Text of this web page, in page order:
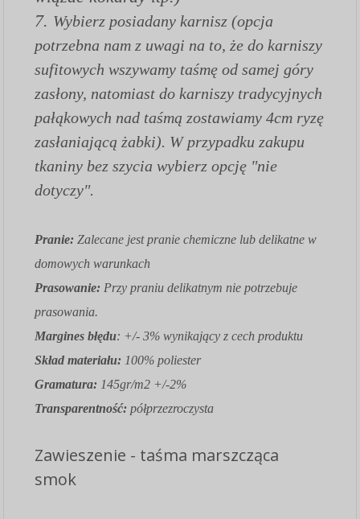
7. Wybierz posiadany karnisz (opcja
potrzebna nam z uwagi na to, że do karniszy
sufitowych wszywamy taśmę od samej góry
zasłony, natomiast do karniszy tradycyjnych
pałąkowych nad taśmą zostawiamy 4cm ryzę
zasłaniającą żabki). W przypadku zakupu
tkaniny bez szycia wybierz opcję "nie
dotyczy".
Pranie: Zalecane jest pranie chemiczne lub delikatne w
domowych warunkach
Prasowanie: Przy praniu delikatnym nie potrzebuje
prasowania.
Margines błędu: +/- 3% wynikający z cech produktu
Skład materiału: 100% poliester
Gramatura: 145gr/m2 +/-2%
Transparentność: półprzezroczysta
Zawieszenie - taśma marszcząca
smok